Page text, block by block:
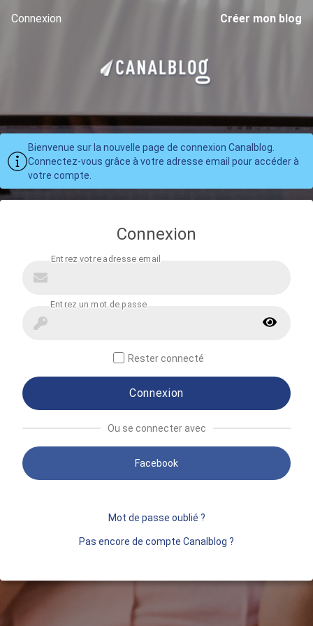
Connexion Créer mon blog
Bienvenue sur la nouvelle page de connexion Canalblog.
Connectez-vous grâce à votre adresse email pour accéder à
votre compte.
Connexion
Rester connecté
Connexion
Ou se connecter avec
Facebook
Mot de passe oublié ?
Pas encore de compte Canalblog ?